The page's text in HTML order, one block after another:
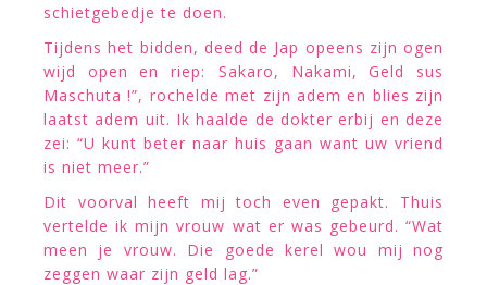
schietgebedje te doen.
Tijdens het bidden, deed de Jap opeens zijn ogen
wijd open en riep: Sakaro, Nakami, Geld sus
Maschuta !”, rochelde met zijn adem en blies zijn
laatst adem uit. Ik haalde de dokter erbij en deze
zei: “U kunt beter naar huis gaan want uw vriend
is niet meer.”
Dit voorval heeft mij toch even gepakt. Thuis
vertelde ik mijn vrouw wat er was gebeurd. “Wat
meen je vrouw. Die goede kerel wou mij nog
zeggen waar zijn geld lag.”